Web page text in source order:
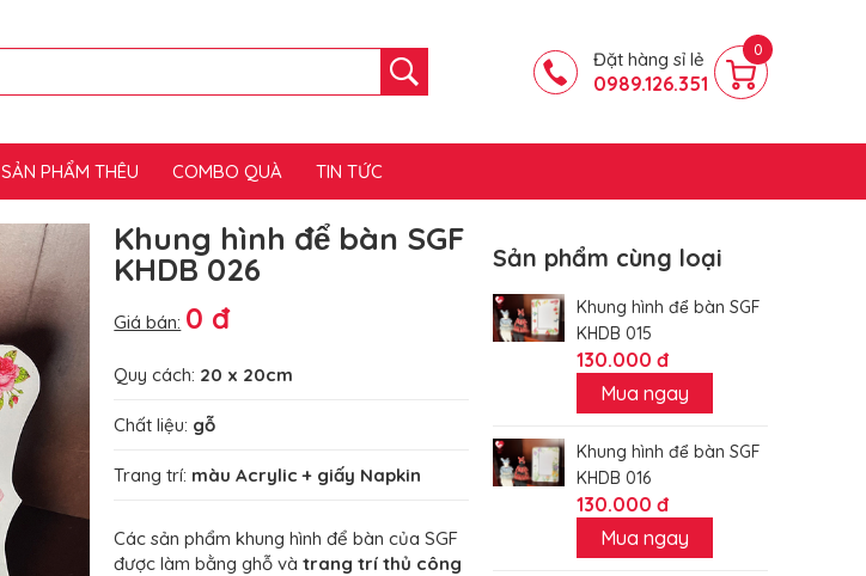
Đặt hàng sỉ lẻ
0989.126.351
0
SẢN PHẨM THÊU COMBO QUÀ TIN TỨC
Khung hình để bàn SGF
KHDB 026
Giá bán: 0 đ
Quy cách: 20 x 20cm
Chất liệu: gỗ
Trang trí: màu Acrylic + giấy Napkin
Các sản phẩm khung hình để bàn của SGF
được làm bằng ghỗ vàtrang trí thủ công
Sản phẩm cùng loại
Khung hình để bàn SGF
KHDB 015
130.000 đ
Mua ngay
Khung hình để bàn SGF
KHDB 016
130.000 đ
Mua ngay